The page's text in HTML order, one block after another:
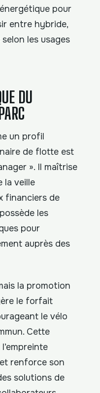
pour
entre hybride,
les usages
DU
un profil
de flotte est
». Il maîtrise
la veille
financiers de
les
pour
auprès des
la promotion
le forfait
le vélo
Cette
renforce son
solutions de